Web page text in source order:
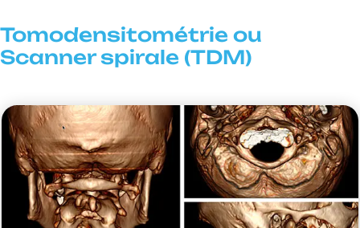
Tomodensitométrie ou
Scanner spirale (TDM)